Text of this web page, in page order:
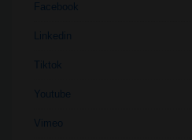
Facebook
Linkedin
Tiktok
Youtube
Vimeo